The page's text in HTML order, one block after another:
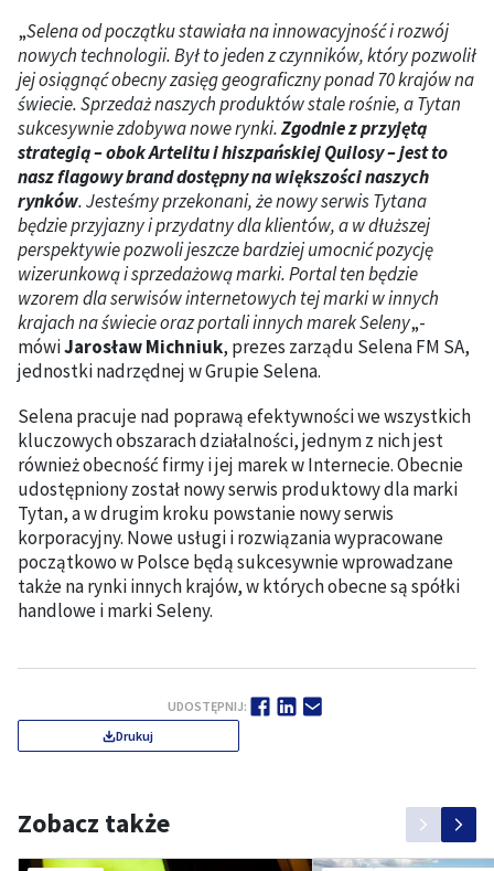
„Selena od początku stawiała na innowacyjność i rozwój
nowych technologii. Był to jeden z czynników, który pozwolił
jej osiągnąć obecny zasięg geograficzny ponad 70 krajów na
świecie. Sprzedaż naszych produktów stale rośnie, a Tytan
sukcesywnie zdobywa nowe rynki.Zgodnie z przyjętą
strategią – obok Artelitu i hiszpańskiej Quilosy – jest to
nasz flagowy brand dostępny na większości naszych
rynków. Jesteśmy przekonani, że nowy serwis Tytana
będzie przyjazny i przydatny dla klientów, a w dłuższej
perspektywie pozwoli jeszcze bardziej umocnić pozycję
wizerunkową i sprzedażową marki. Portal ten będzie
wzorem dla serwisów internetowych tej marki w innych
krajach na świecie oraz portali innych marek Seleny„-
mówiJarosław Michniuk, prezes zarządu Selena FM SA,
jednostki nadrzędnej w Grupie Selena.
Selena pracuje nad poprawą efektywności we wszystkich
kluczowych obszarach działalności, jednym z nich jest
również obecność firmy i jej marek w Internecie. Obecnie
udostępniony został nowy serwis produktowy dla marki
Tytan, a w drugim kroku powstanie nowy serwis
korporacyjny. Nowe usługi i rozwiązania wypracowane
początkowo w Polsce będą sukcesywnie wprowadzane
także na rynki innych krajów, w których obecne są spółki
handlowe i marki Seleny.
UDOSTĘPNIJ:
Drukuj
Zobacz także